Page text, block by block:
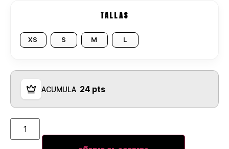
TALLAS
XS S M L
ACUMULA 24 pts